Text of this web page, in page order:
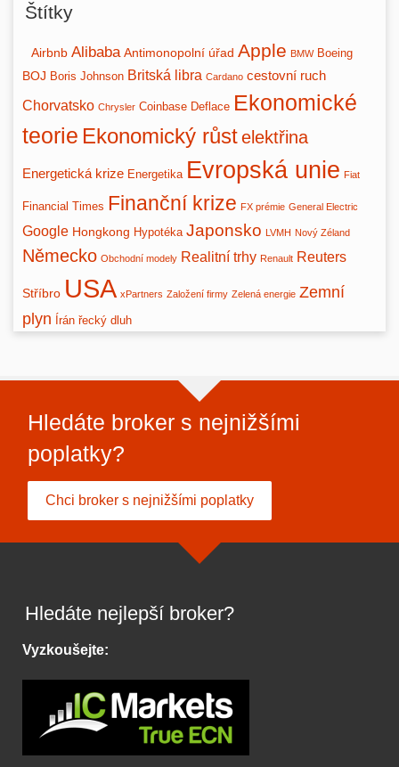
Štítky
Airbnb Alibaba Antimonopolní úřad Apple BMW Boeing
BOJ Boris Johnson Britská libra Cardano cestovní ruch
Chorvatsko Chrysler Coinbase Deflace Ekonomické
teorie Ekonomický růstelektřina
Energetická krize Energetika Evropská unie Fiat
Financial Times Finanční krize FX prémie General Electric
Google Hongkong Hypotéka Japonsko LVMH Nový Zéland
Německo Obchodní modely Realitní trhy Renault Reuters
Stříbro USA xPartners Založení firmy Zelená energie Zemní
plyn
Írán řecký dluh
Hledáte broker s nejnižšími
poplatky?
Chci broker s nejnižšími poplatky
Hledáte nejlepší broker?
Vyzkoušejte: